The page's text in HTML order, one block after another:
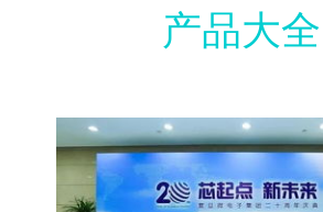
产品大全